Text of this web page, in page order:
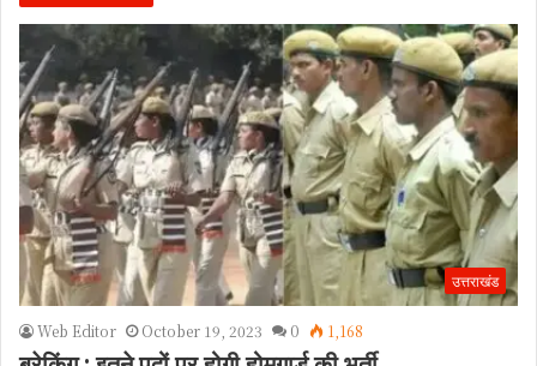
उत्तराखंड
Web Editor October 19, 2023 0 1,168